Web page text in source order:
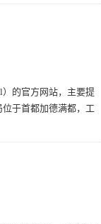
）的官方网站，主要提
于首都加德满都，工